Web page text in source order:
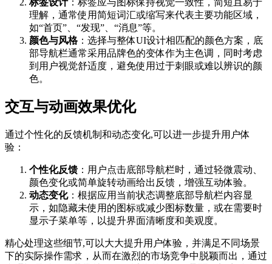
理解，通常使用简短词汇或缩写来代表主要功能区域，
如“首页”、“发现”、“消息”等。
颜色与风格：选择与整体UI设计相匹配的颜色方案，底
部导航栏通常采用品牌色的变体作为主色调，同时考虑
到用户视觉舒适度，避免使用过于刺眼或难以辨识的颜
色。
交互与动画效果优化
通过个性化的反馈机制和动态变化,可以进一步提升用户体
验：
个性化反馈 ：用户点击底部导航栏时，通过轻微震动、
颜色变化或简单旋转动画给出反馈，增强互动体验。
动态变化：根据应用当前状态调整底部导航栏内容显
示，如隐藏未使用的图标或减少图标数量，或在需要时
显示子菜单等，以提升界面清晰度和美观度。
精心处理这些细节,可以大大提升用户体验，并满足不同场景
下的实际操作需求，从而在激烈的市场竞争中脱颖而出，通过